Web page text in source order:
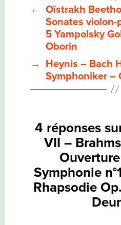
BRAHMS:
TRAGISCHE
OUVERTURE
OP.81
N°1
OP.68
–
RHAPSODIE
TE
DEUM
← Oïstrakh
Sonates violon-
5 Yampolsky
Oborin
→
Heynis – Bach
Symphoniker –
4 réponses
VII –
Symphonie
Rhapsodie